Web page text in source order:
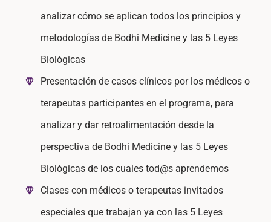
analizar cómo se aplican todos los principios y
metodologías de Bodhi Medicine y las 5 Leyes
Biológicas
Presentación de casos clínicos por los médicos o
terapeutas participantes en el programa, para
analizar y dar retroalimentación desde la
perspectiva de Bodhi Medicine y las 5 Leyes
Biológicas de los cuales tod@s aprendemos
Clases con médicos o terapeutas invitados
especiales que trabajan ya con las 5 Leyes